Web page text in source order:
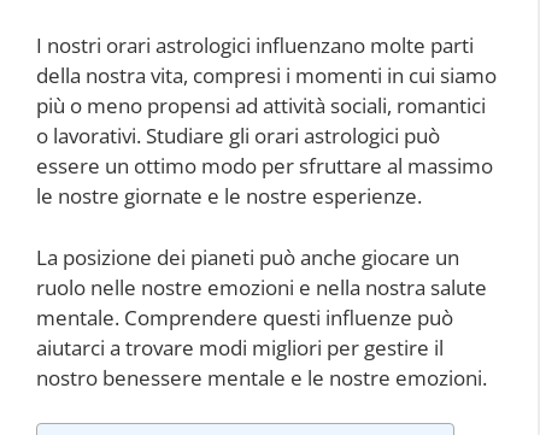
I nostri orari astrologici influenzano molte parti
della nostra vita, compresi i momenti in cui siamo
più o meno propensi ad attività sociali, romantici
o lavorativi. Studiare gli orari astrologici può
essere un ottimo modo per sfruttare al massimo
le nostre giornate e le nostre esperienze.
La posizione dei pianeti può anche giocare un
ruolo nelle nostre emozioni e nella nostra salute
mentale. Comprendere questi influenze può
aiutarci a trovare modi migliori per gestire il
nostro benessere mentale e le nostre emozioni.